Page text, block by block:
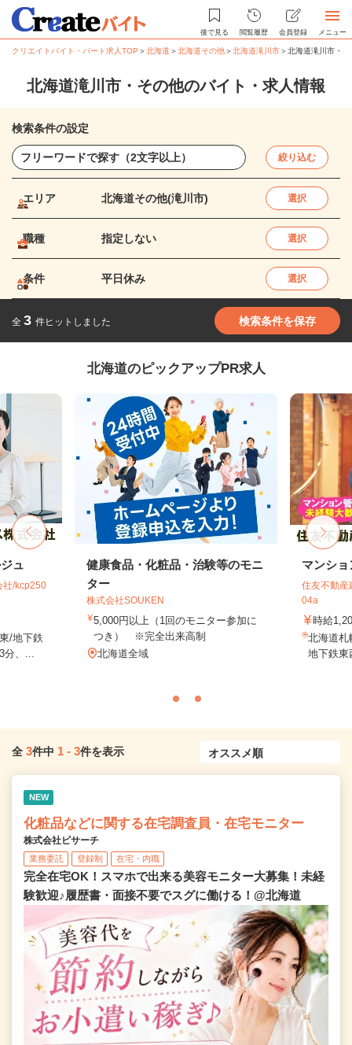
後で見る 閲覧履歴 会員登録 メニュー
クリエイトバイト・パート求人TOP ＞北海道 ＞北海道その他＞北海道滝川市＞北海道滝川市・
北海道滝川市・その他のバイト・求人情報
検索条件の設定
絞り込む
エリア 北海道その他(滝川市) 選択
職種 指定しない 選択
条件 平日休み 選択
全 3 件ヒットしました 検索条件を保存
北海道のピックアップPR求人
ュ
社/kcp250
/地下鉄
、...
健康食品・化粧品・治験等のモニ
ター
株式会社SOUKEN
5,000円以上（1回のモニター参加に
つき） ※完全出来高制
北海道全域
マンシ
住友不動産
04a
時給
北海道札
地下鉄東
全 3件中 1 - 3件を表示
NEW
化粧品などに関する在宅調査員・在宅モニター
株式会社ビサーチ
業務委託 登録制 在宅・内職
完全在宅OK！スマホで出来る美容モニター大募集！未経
験歓迎♪履歴書・面接不要でスグに働ける！@北海道